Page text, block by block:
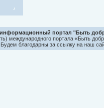
портал "Быть
международного портала «Быть
благодарны за ссылку на наш